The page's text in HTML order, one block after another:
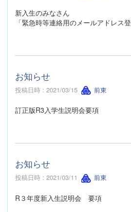
新入生のみなさん
「緊急時等連絡用のメールアドレス
お知らせ
投稿日時 : 2021/03/15 前東
訂正版R3入学生説明会要項
お知らせ
投稿日時 : 2021/03/11 前東
R３年度新入生説明会 要項